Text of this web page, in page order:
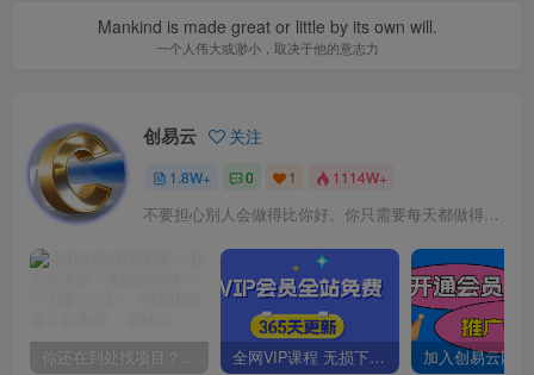
Mankind is made great or little by its own will.
一个人伟大或渺小，取决于他的意志力
创易云 关注
1.8W+ 0 1 1114W+
不要担心别人会做得比你好。你只需要每天都做得比前一天好就可以了
你还在到处找项目？还在当韭菜？我靠卖项目一个月收入5万+，曾经我也是个失败者。 全网VIP课程 无损下载~